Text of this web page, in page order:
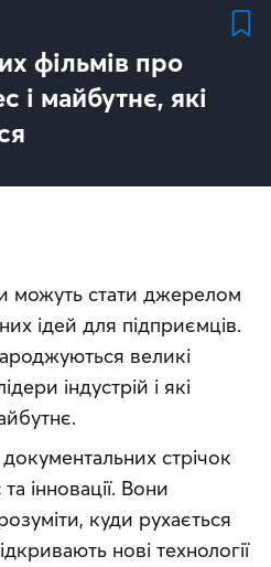
фільмів про
і майбутнє, які
можуть стати джерелом
ідей для підприємців.
великі
індустрій і які
стрічок
інновації. Вони
куди рухається
нові технології